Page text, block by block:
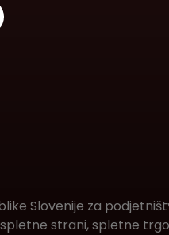
Slovenije za
spletne strani, spletne